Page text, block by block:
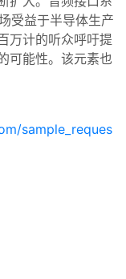
受益于半导体生产
万计的听众呼吁提
可能性。该元素也
sample_reques